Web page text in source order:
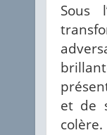
Sous
et de
colère.